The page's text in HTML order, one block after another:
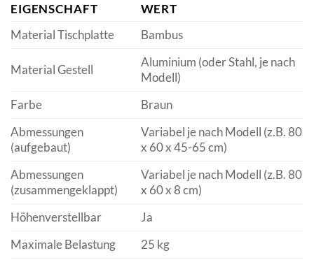
EIGENSCHAFT
WERT
Material Tischplatte
Bambus
Material Gestell
Aluminium (oder Stahl, je nach
Modell)
Farbe
Braun
Abmessungen
(aufgebaut)
Variabel je nach Modell (z.B. 80
x 60 x 45-65 cm)
Abmessungen
(zusammengeklappt)
Variabel je nach Modell (z.B. 80
x 60 x 8 cm)
Höhenverstellbar
Ja
Maximale Belastung
25 kg